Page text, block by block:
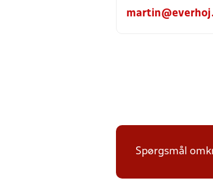
Spørgsmål